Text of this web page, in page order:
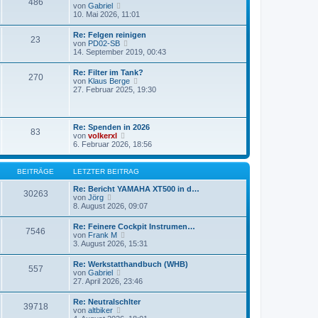
a
r
B
e
i
t
r
a
g
486
von Gabriel
e
e
s
t
e
r
B
e
i
a
g
10. Mai 2026, 11:01
23
Re: Felgen reinigen
von PD02-SB
e
e
s
t
e
e
a
g
14. September 2019, 00:43
270
Re: Filter im Tank?
von Klaus Berge
e
t
e
r
B
e
i
r
a
27. Februar 2025, 19:30
83
Re: Spenden in 2026
von volkerxl
e
e
s
e
r
B
e
i
t
a
g
6. Februar 2026, 18:56
BEITRÄGE LETZTER BEITRAG
30263
Re: Bericht YAMAHA XT500 in d…
von Jörg
e
s
t
e
r
B
e
i
t
r
a
g
8. August 2026, 09:07
7546
Re: Feinere Cockpit Instrumen…
von Frank M
e
s
t
e
r
B
3. August 2026, 15:31
557
Re: Werkstatthandbuch (WHB)
von Gabriel
e
e
s
t
27. April 2026, 23:46
39718
Re: Neutralschlter
von altbiker